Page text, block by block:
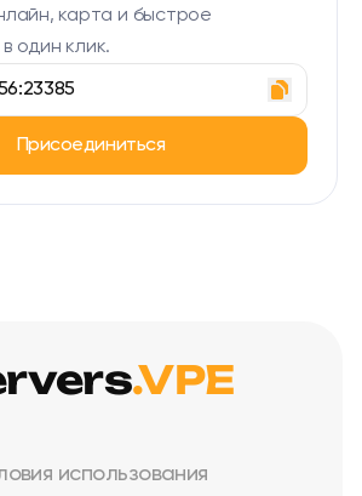
карта и быстрое
один клик.
Присоединиться
использования
.VPE